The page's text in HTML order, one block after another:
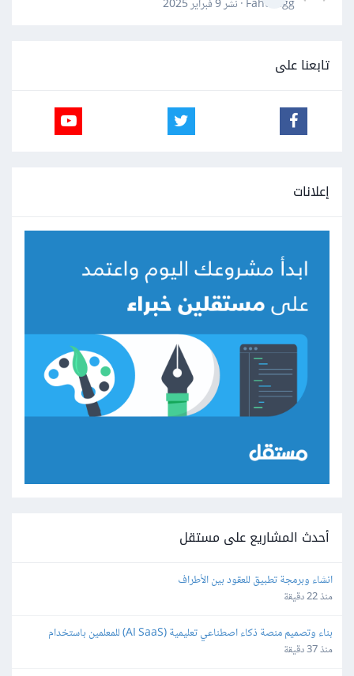
Fahd Ggg · نشر
9 فبراير 2025
تابعنا على
إعلانات
أحدث المشاريع على مستقل
انشاء وبرمجة تطبيق للعقود بين الأطراف
منذ 22 دقيقة
Bubble.io
منذ 37 دقيقة